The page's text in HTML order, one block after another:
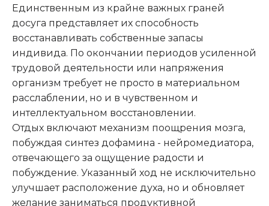
Единственным из крайне важных граней
досуга представляет их способность
восстанавливать собственные запасы
индивида. По окончании периодов усиленной
трудовой деятельности или напряжения
организм требует не просто в материальном
расслаблении, но и в чувственном и
интеллектуальном восстановлении.
Отдых включают механизм поощрения мозга,
побуждая синтез дофамина - нейромедиатора,
отвечающего за ощущение радости и
побуждение. Указанный ход не исключительно
улучшает расположение духа, но и обновляет
желание заниматься продуктивной